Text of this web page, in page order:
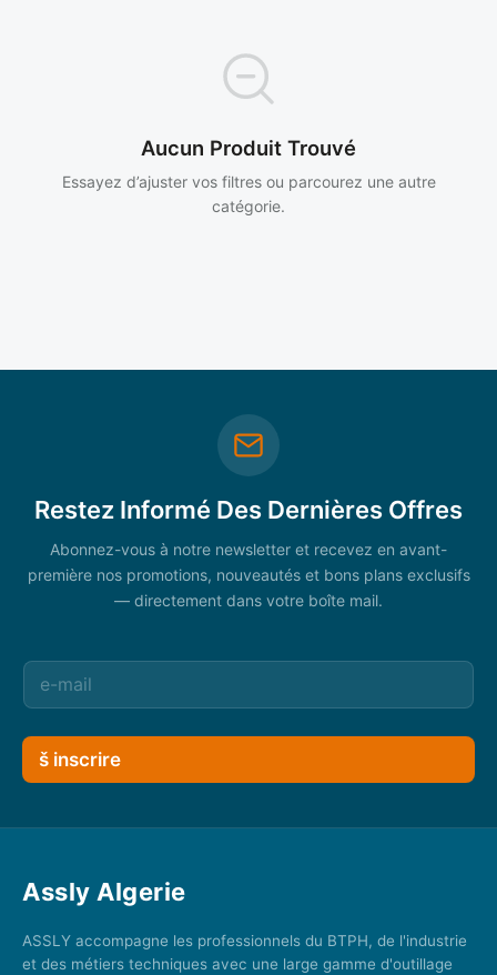
Aucun Produit Trouvé
Essayez d’ajuster vos filtres ou parcourez une autre
catégorie.
Restez Informé Des Dernières Offres
Abonnez-vous à notre newsletter et recevez en avant-
première nos promotions, nouveautés et bons plans exclusifs
— directement dans votre boîte mail.
š inscrire
Assly Algerie
ASSLY accompagne les professionnels du BTPH, de l'industrie
et des métiers techniques avec une large gamme d'outillage